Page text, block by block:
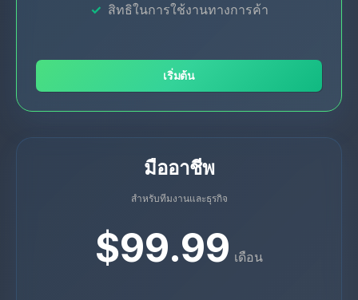
สิทธิในการใช้งานทางการค้า
เริ่มต้น
มืออาชีพ
สำหรับทีมงานและธุรกิจ
$99.99 เดือน